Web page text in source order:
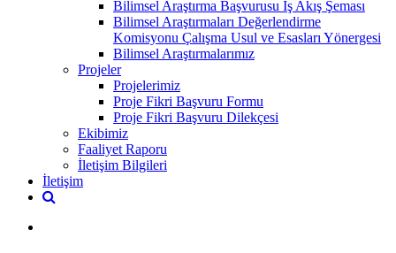
Bilimsel Araştırma Başvurusu İş Akış Şeması
Bilimsel Araştırmaları Değerlendirme
Komisyonu Çalışma Usul ve Esasları Yönergesi
Bilimsel Araştırmalarımız
Projeler
Projelerimiz
Proje Fikri Başvuru Formu
Proje Fikri Başvuru Dilekçesi
Ekibimiz
Faaliyet Raporu
İletişim Bilgileri
İletişim